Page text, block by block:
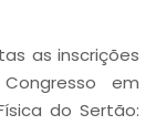
as inscrições
em
do Sertão: